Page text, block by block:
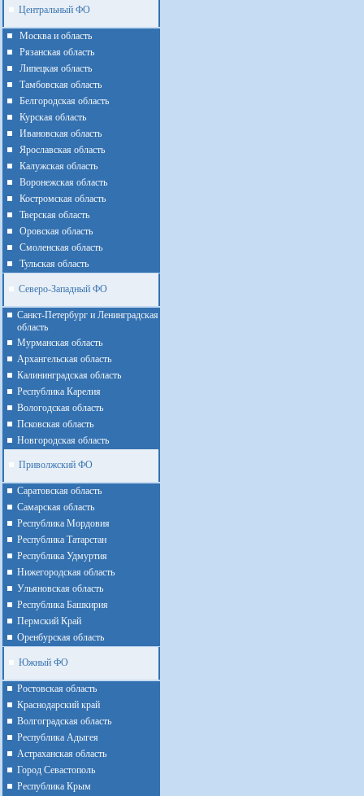
Центральный ФО
Москва и область
Рязанская область
Липецкая область
Тамбовская область
Белгородская область
Курская область
Ивановская область
Ярославская область
Калужская область
Воронежская область
Костромская область
Тверская область
Оровская область
Смоленская область
Тульская область
Северо-Западный ФО
Санкт-Петербург и Ленинградская
область
Мурманская область
Архангельская область
Калининградская область
Республика Карелия
Вологодская область
Псковская область
Новгородская область
Приволжский ФО
Cаратовская область
Cамарская область
Республика Мордовия
Республика Татарстан
Республика Удмуртия
Нижегородская область
Ульяновская область
Республика Башкирия
Пермский Край
Оренбурская область
Южный ФО
Ростовская область
Краснодарский край
Волгоградская область
Республика Адыгея
Астраханская область
Город Севастополь
Республика Крым